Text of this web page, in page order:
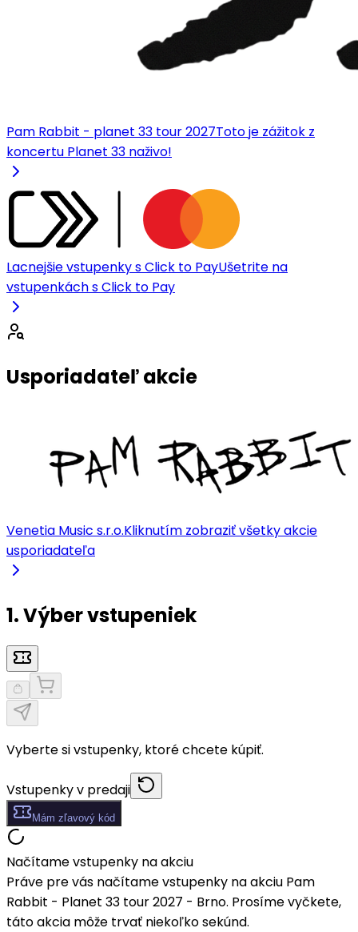
Pam Rabbit - planet 33 tour 2027Toto je zážitok z
koncertu Planet 33 naživo!
Lacnejšie vstupenky s Click to PayUšetrite na
vstupenkách s Click to Pay
Usporiadateľ akcie
Venetia Music s.r.o.Kliknutím zobraziť všetky akcie
usporiadateľa
1. Výber vstupeniek
Vyberte si vstupenky, ktoré chcete kúpiť.
Vstupenky v predaji
Mám zľavový kód
Načítame vstupenky na akciu
Práve pre vás načítame vstupenky na akciu Pam
Rabbit - Planet 33 tour 2027 - Brno. Prosíme vyčkete,
táto akcia môže trvať niekoľko sekúnd.